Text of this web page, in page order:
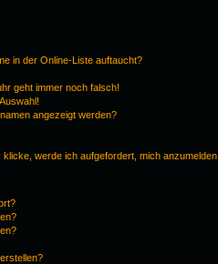
in der Online-Liste auftaucht?
geht immer noch falsch!
angezeigt werden?
werde ich aufgefordert, mich anzumelden.